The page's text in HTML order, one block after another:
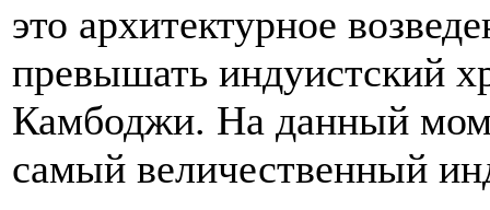
это архитектурное
превышать индуистский
Камбоджи. На данный
самый величественный